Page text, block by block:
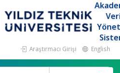
Araştırmacı Girişi English